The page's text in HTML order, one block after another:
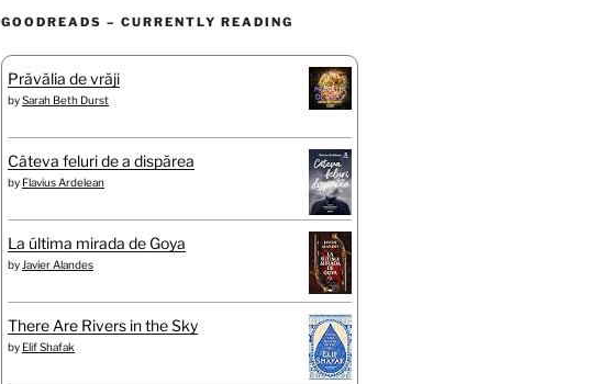
GOODREADS – CURRENTLY READING
Prăvălia de vrăji
bySarah Beth Durst
Câteva feluri de a dispărea
by Flavius Ardelean
La última mirada de Goya
by Javier Alandes
There Are Rivers in the Sky
by Elif Shafak